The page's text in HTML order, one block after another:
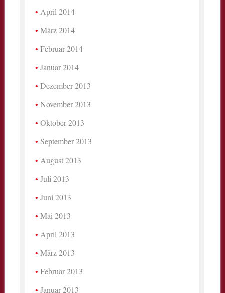
April 2014
März 2014
Februar 2014
Januar 2014
Dezember 2013
November 2013
Oktober 2013
September 2013
August 2013
Juli 2013
Juni 2013
Mai 2013
April 2013
März 2013
Februar 2013
Januar 2013